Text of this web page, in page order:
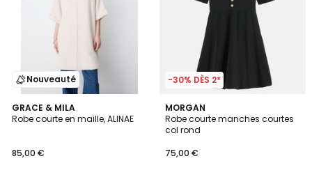
Nouveauté
GRACE & MILA
Robe courte en maille, ALINAE
85,00 €
-30% DÈS 2*
MORGAN
Robe courte manches courtes
col rond
75,00 €
5
/
5